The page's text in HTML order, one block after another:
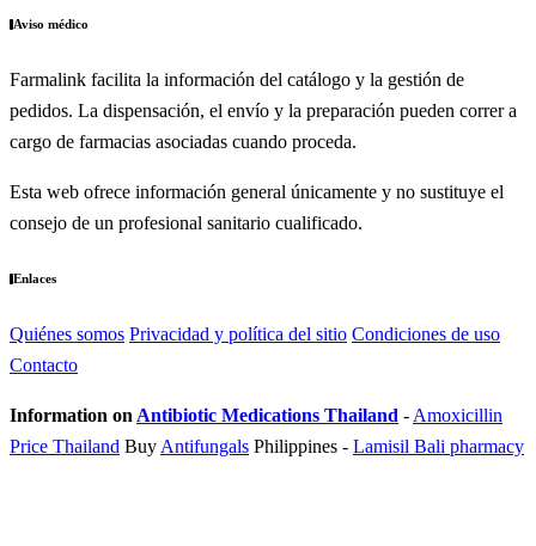
Aviso médico
Farmalink facilita la información del catálogo y la gestión de
pedidos. La dispensación, el envío y la preparación pueden correr a
cargo de farmacias asociadas cuando proceda.
Esta web ofrece información general únicamente y no sustituye el
consejo de un profesional sanitario cualificado.
Enlaces
Quiénes somos Privacidad y política del sitio Condiciones de uso
Contacto
Information on Antibiotic Medications Thailand - Amoxicillin
Price Thailand Buy Antifungals Philippines - Lamisil Bali pharmacy